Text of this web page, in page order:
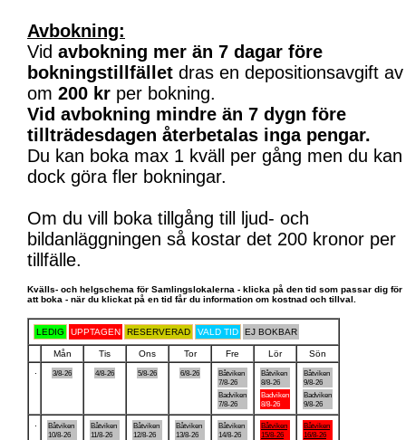
Avbokning:
Vid avbokning mer än 7 dagar före
bokningstillfället dras en depositionsavgift av
om 200 kr per bokning.
Vid avbokning mindre än 7 dygn före
tillträdesdagen återbetalas inga pengar.
Du kan boka max 1 kväll per gång men du kan
dock göra fler bokningar.
Om du vill boka tillgång till ljud- och
bildanläggningen så kostar det 200 kronor per
tillfälle.
Kvälls- och helgschema för Samlingslokalerna - klicka på den tid som passar dig för
att boka - när du klickat på en tid får du information om kostnad och tillval.
LEDIG UPPTAGEN RESERVERAD VALD TID EJ BOKBAR
Mån Tis Ons Tor Fre Lör
Sön
3/8-26 4/8-26 5/8-26 6/8-26
Båtviken
7/8-26
Badviken
7/8-26
Båtviken
8/8-26
Badviken
8/8-26
Båtviken
9/8-26
Badviken
9/8-26
Båtviken
10/8-26
Båtviken
11/8-26
Båtviken
12/8-26
Båtviken
13/8-26
Båtviken
14/8-26
Båtviken
15/8-26
Båtviken
16/8-26